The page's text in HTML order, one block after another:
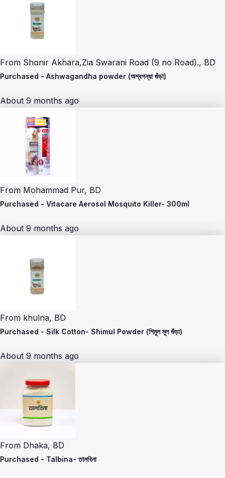
From Shonir Akhara,Zia Swarani Road (9 no Road)., BD
Purchased - Ashwagandha powder (অশ্বগন্ধা গুঁড়া)
About 9 months ago
From Mohammad Pur, BD
Purchased - Vitacare Aerosol Mosquito Killer- 300ml
About 9 months ago
From khulna, BD
Purchased - Silk Cotton- Shimul Powder (শিমুল মূল গুঁড়া)
About 9 months ago
From Dhaka, BD
Purchased - Talbina- তালবিনা